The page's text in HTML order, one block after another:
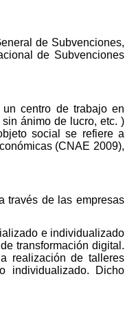
de Subvenciones,
de Subvenciones
centro de trabajo en
ánimo de lucro, etc. )
social se refiere a
(CNAE 2009),
través de las empresas
e individualizado
transformación digital.
realización de talleres
individualizado. Dicho